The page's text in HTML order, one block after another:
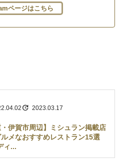
ページはこちら
2023.03.17
・伊賀市周辺】ミシュラン掲載店
メなおすすめレストラン15選
ィ...